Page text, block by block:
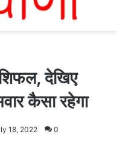
देखिए
कैसा रहेगा
18, 2022 0